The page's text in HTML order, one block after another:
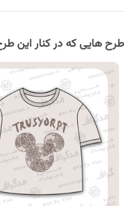
طرح هایی که در کنار این